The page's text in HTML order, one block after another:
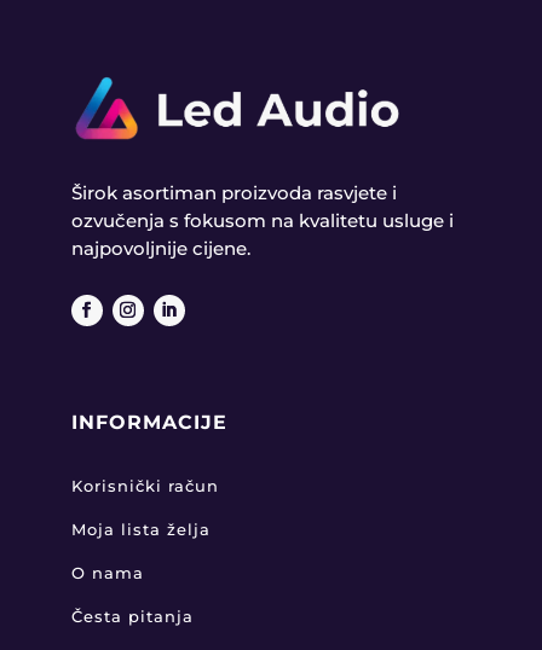
Širok asortiman proizvoda rasvjete i
ozvučenja s fokusom na kvalitetu usluge i
najpovoljnije cijene.
INFORMACIJE
Korisnički račun
Moja lista želja
O nama
Česta pitanja